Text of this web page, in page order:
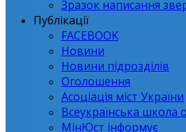
Зразок написання
Публікації
FACEBOOK
Новини
Новини підрозділів
Оголошення
Асоціація міст України
Всеукраїнська школа
МінЮст інформує